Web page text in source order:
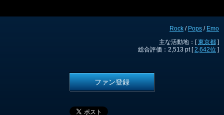
Rock / Pops / Emo
主な活動地：[東京都 ]
総合評価：2,513 pt [2,642位 ]
ファン登録